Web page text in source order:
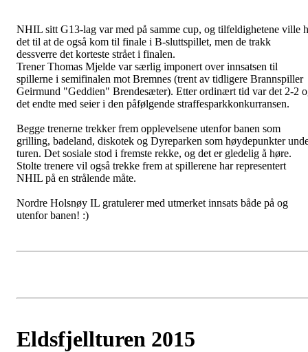
NHIL sitt G13-lag var med på samme cup, og tilfeldighetene ville
det til at de også kom til finale i B-sluttspillet, men de trakk
dessverre det korteste strået i finalen.
Trener Thomas Mjelde var særlig imponert over innsatsen til
spillerne i semifinalen mot Bremnes (trent av tidligere Brannspiller
Geirmund "Geddien" Brendesæter). Etter ordinært tid var det 2-2
det endte med seier i den påfølgende straffesparkkonkurransen.
Begge trenerne trekker frem opplevelsene utenfor banen som
grilling, badeland, diskotek og Dyreparken som høydepunkter
turen. Det sosiale stod i fremste rekke, og det er gledelig å høre.
Stolte trenere vil også trekke frem at spillerene har representert
NHIL på en strålende måte.
Nordre Holsnøy IL gratulerer med utmerket innsats både på og
utenfor banen! :)
Eldsfjellturen 2015